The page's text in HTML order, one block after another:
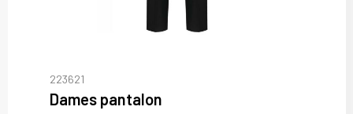
223621
Dames pantalon